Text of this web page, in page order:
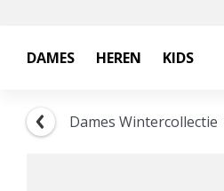
DAMES HEREN KIDS
Dames Wintercollectie